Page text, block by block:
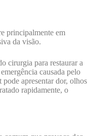
principalmente em
da visão.
cirurgia para restaurar a
causada pelo
apresentar dor, olhos
rapidamente, o